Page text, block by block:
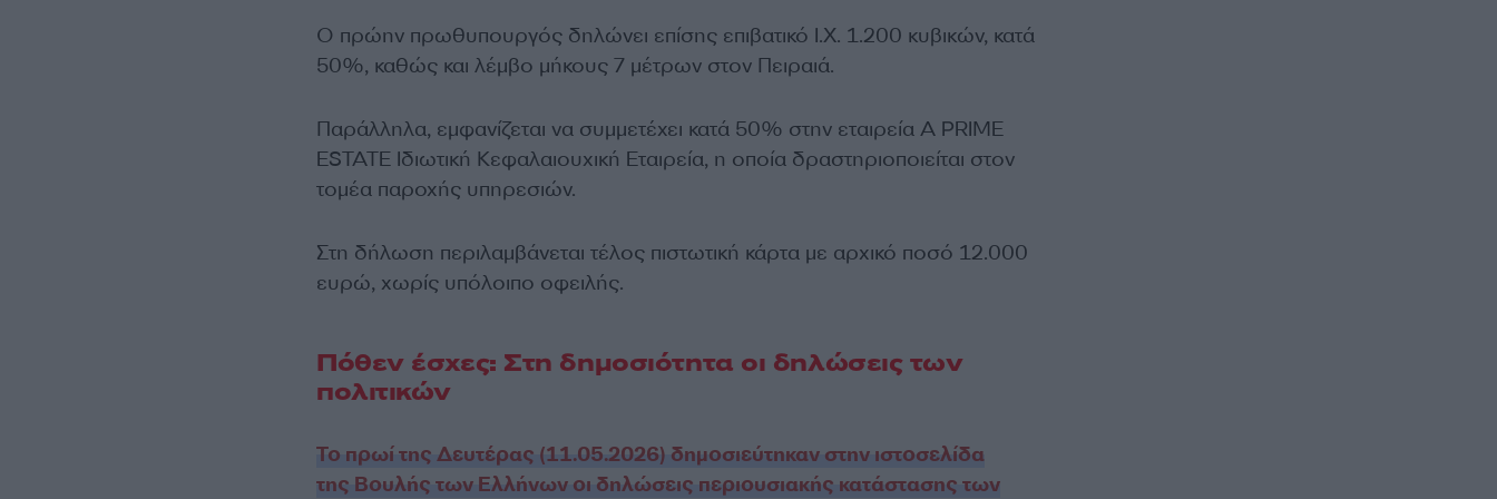
Ο πρώην πρωθυπουργός δηλώνει επίσης επιβατικό Ι.Χ. 1.200 κυβικών, κατά
50%, καθώς και λέμβο μήκους 7 μέτρων στον Πειραιά.
Παράλληλα, εμφανίζεται να συμμετέχει κατά 50% στην εταιρεία A PRIME
ESTATE Ιδιωτική Κεφαλαιουχική Εταιρεία, η οποία δραστηριοποιείται στον
τομέα παροχής υπηρεσιών.
Στη δήλωση περιλαμβάνεται τέλος πιστωτική κάρτα με αρχικό ποσό 12.000
ευρώ, χωρίς υπόλοιπο οφειλής.
Πόθεν έσχες: Στη δημοσιότητα οι δηλώσεις των
πολιτικών
Το πρωί της Δευτέρας (11.05.2026) δημοσιεύτηκαν στην ιστοσελίδα
της Βουλής των Ελλήνων οι δηλώσεις περιουσιακής κατάστασης των